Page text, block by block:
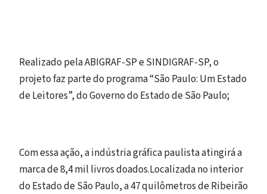
Realizado pela ABIGRAF-SP e SINDIGRAF-SP, o
projeto faz parte do programa “São Paulo: Um Estado
de Leitores”, do Governo do Estado de São Paulo;
Com essa ação, a indústria gráfica paulista atingirá a
marca de 8,4 mil livros doados.Localizada no interior
do Estado de São Paulo, a 47 quilômetros de Ribeirão